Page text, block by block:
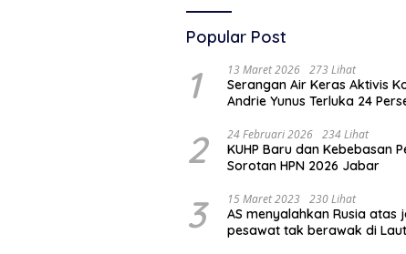
Popular Post
1 13 Maret 2026 273 Lihat
Serangan Air Keras Aktivis
Andrie Yunus Terluka 24
2 24 Februari 2026 234 Lihat
KUHP Baru dan Kebebasan
Sorotan HPN 2026 Jabar
3 15 Maret 2023 230 Lihat
AS menyalahkan Rusia atas
pesawat tak berawak di